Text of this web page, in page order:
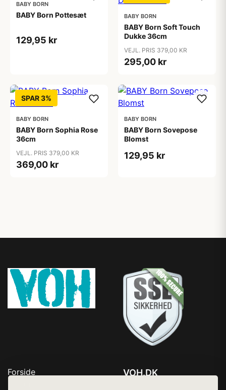
BABY BORN
BABY Born Pottesæt
129,95 kr
BABY BORN
BABY Born Soft Touch
Dukke 36cm
VEJL. PRIS 379,00 KR
295,00 kr
SPAR 3%
BABY BORN
BABY Born Sophia Rose
36cm
VEJL. PRIS 379,00 KR
369,00 kr
BABY BORN
BABY Born Sovepose
Blomst
129,95 kr
Forside
VOH.DK